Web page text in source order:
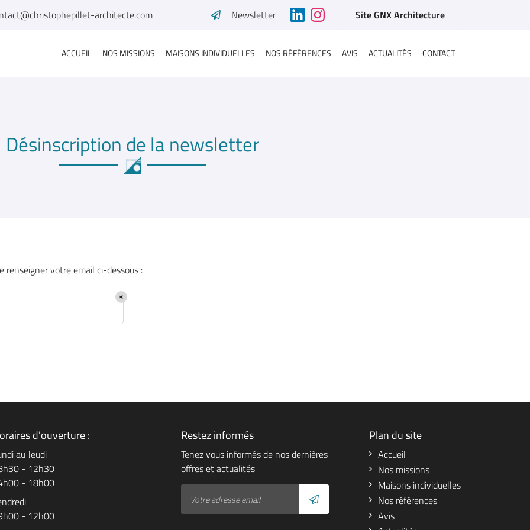
Newsletter Site GNX Architecture
ACCUEIL NOS MISSIONS MAISONS INDIVIDUELLES NOS RÉFÉRENCES AVIS ACTUALITÉS CONTACT
l'adresse
Désinscription de la newsletter
renseigner votre email ci-dessous :
d'ouverture :
au Jeudi
- 12h30
- 18h00
- 12h00
Restez informés
Tenez vous informés de nos dernières
offres et actualités
Plan du site
Accueil
Nos missions
Maisons individuelles
Nos références
Avis